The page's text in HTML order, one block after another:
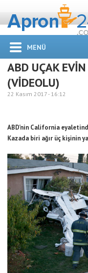
MENÜ
ABD UÇAK
(VİDEOLU)
22 Kasım 2017 - 16:12
ABD’nin California
Kazada biri ağır üç kişinin